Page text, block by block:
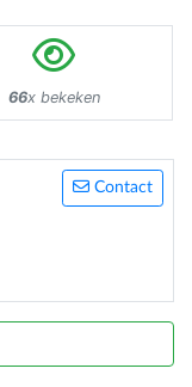
66x bekeken
Contact